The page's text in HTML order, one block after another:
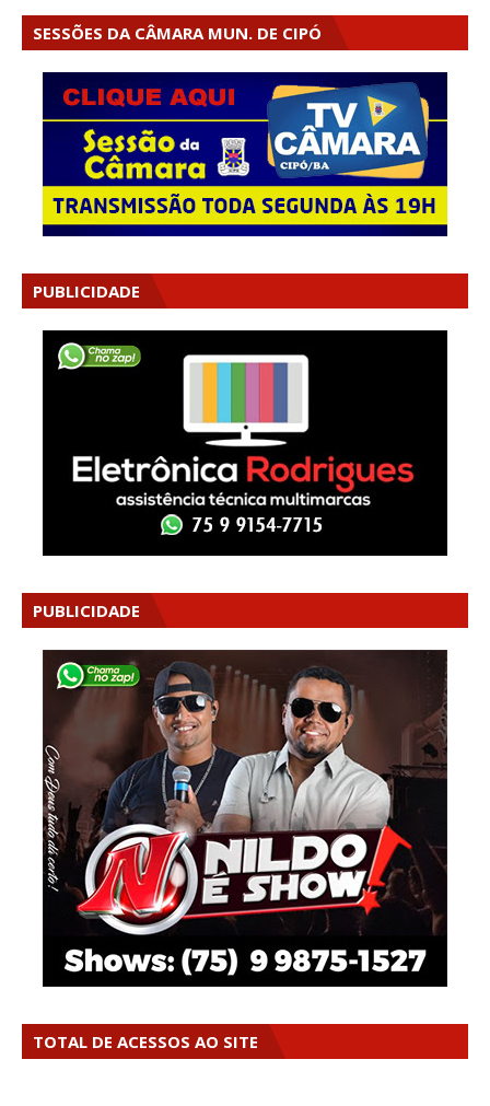
SESSÕES DA CÂMARA MUN. DE CIPÓ
PUBLICIDADE
PUBLICIDADE
TOTAL DE ACESSOS AO SITE